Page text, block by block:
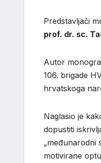
Predstavljači
prof. dr. sc.
Autor
106. brigade
hrvatskoga
Naglasio je
dopustiti
„međunarodni
motivirane